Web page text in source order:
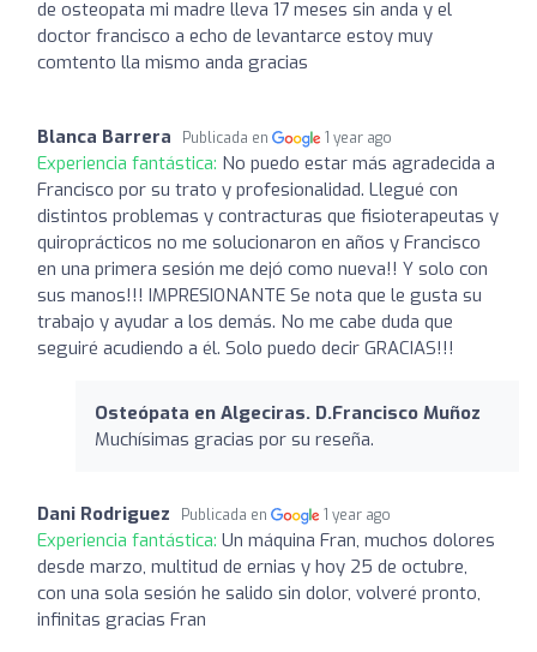
de osteopata mi madre lleva 17 meses sin anda y el
doctor francisco a echo de levantarce estoy muy
comtento lla mismo anda gracias
Blanca Barrera Publicada en 1 year ago
Experiencia fantástica: No puedo estar más agradecida a
Francisco por su trato y profesionalidad. Llegué con
distintos problemas y contracturas que fisioterapeutas y
quiroprácticos no me solucionaron en años y Francisco
en una primera sesión me dejó como nueva!! Y solo con
sus manos!!! IMPRESIONANTE Se nota que le gusta su
trabajo y ayudar a los demás. No me cabe duda que
seguiré acudiendo a él. Solo puedo decir GRACIAS!!!
Osteópata en Algeciras. D.Francisco Muñoz
Muchísimas gracias por su reseña.
Dani Rodriguez Publicada en 1 year ago
Experiencia fantástica: Un máquina Fran, muchos dolores
desde marzo, multitud de ernias y hoy 25 de octubre,
con una sola sesión he salido sin dolor, volveré pronto,
infinitas gracias Fran